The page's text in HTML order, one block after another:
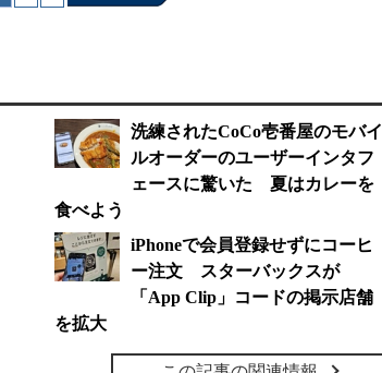
洗練されたCoCo壱番屋のモバイ
ルオーダーのユーザーインタフ
ェースに驚いた 夏はカレーを
食べよう
iPhoneで会員登録せずにコーヒ
ー注文 スターバックスが
「App Clip」コードの掲示店舗
を拡大